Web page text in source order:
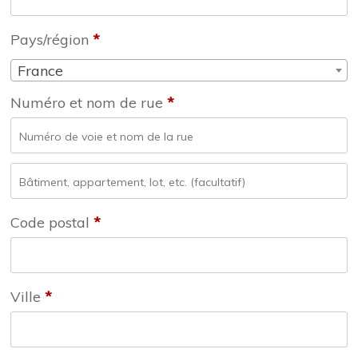
Pays/région *
France
Numéro et nom de rue *
Code postal *
Ville *